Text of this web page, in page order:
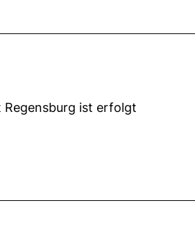
Regensburg ist erfolgt